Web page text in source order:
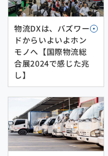
物流DXは、バズワー
ドからいよいよホン
モノへ【国際物流総
合展2024で感じた兆
し】